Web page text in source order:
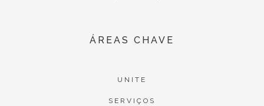
ÁREAS CHAVE
UNITE
SERVIÇOS